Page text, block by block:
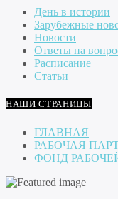
День в истории
Зарубежные
Новости
Ответы на
Расписание
Статьи
НАШИ СТРАНИЦЫ
ГЛАВНАЯ
РАБОЧАЯ
ФОНД